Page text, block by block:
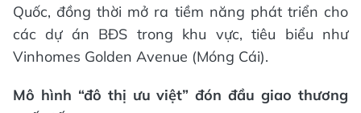
Quốc, đồng thời mở ra tiềm năng phát triển cho
các dự án BĐS trong khu vực, tiêu biểu như
Vinhomes Golden Avenue (Móng Cái).
Mô hình “đô thị ưu việt” đón đầu giao thương